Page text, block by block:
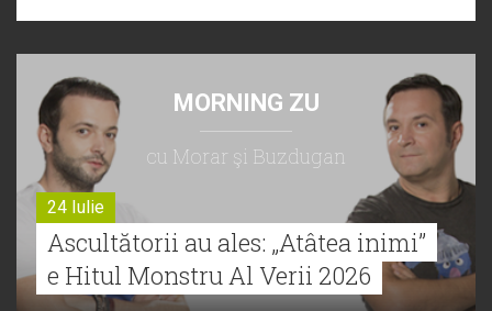
MORNING ZU
cu Morar şi Buzdugan
24 Iulie
Ascultătorii au ales: „Atâtea inimi”
e Hitul Monstru Al Verii 2026